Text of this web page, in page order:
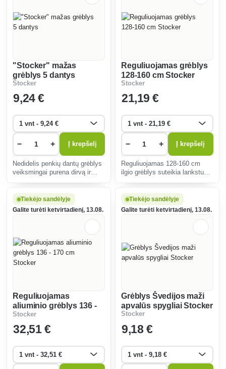
"Stocker" mažas
grėblys 5 dantys
Stocker
9,24 €
− + Į krepšelį
Nedidelis penkių dantų grėblys
veiksmingai purena dirvą ir
sumažina nuovargį, o patvarios
medžiagos užtikrina ilgą
Reguliuojamas grėblys
128-160 cm Stocker
Stocker
21,19 €
− + Į krepšelį
Reguliuojamas 128-160 cm
ilgio grėblys suteikia lankstumo
kokybiškos medžiagos
užtikrina efektyvų lapų ir vejos
Tiekėjo sandėlyje
Galite turėti ketvirtadienį, 13.08.
Reguliuojamas
aliuminio grėblys 136 -
170 cm Stocker
Stocker
32,51 €
Tiekėjo sandėlyje
Galite turėti ketvirtadienį, 13.08.
Grėblys Švedijos maži
apvalūs spygliai Stocker
Stocker
9,18 €